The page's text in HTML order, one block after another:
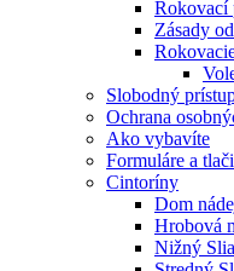
Rokovací
Zásady
Slobodný
Ochrana
Ako vybavíte
Formuláre a
Cintoríny
Dom
Hrobová
Nižný